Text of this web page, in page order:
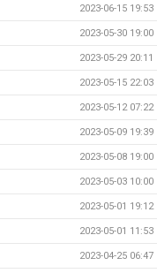
2023-06-15 19:53
2023-05-30 19:00
2023-05-29 20:11
2023-05-15 22:03
2023-05-12 07:22
2023-05-09 19:39
2023-05-08 19:00
2023-05-03 10:00
2023-05-01 19:12
2023-05-01 11:53
2023-04-25 06:47